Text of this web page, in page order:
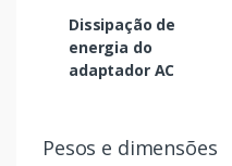
Dissipação de
energia do
adaptador AC
Pesos e dimensões